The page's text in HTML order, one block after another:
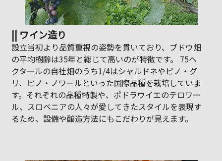
|| ワイン造り
設立当初より品質重視の姿勢を貫いており、ブドウ畑
の平均樹齢は35年と総じて高いのが特徴です。 75ヘ
クタールの自社畑のうち1/4はシャルドネやピノ・グ
リ、ピノ・ノワールといった国際品種を栽培していま
す。それぞれの品種特製や、ポドラウイエのテロワー
ル、スロベニアの人々が愛してきたスタイルを表現す
るため、設備や醸造方法にもこだわりが見えます。